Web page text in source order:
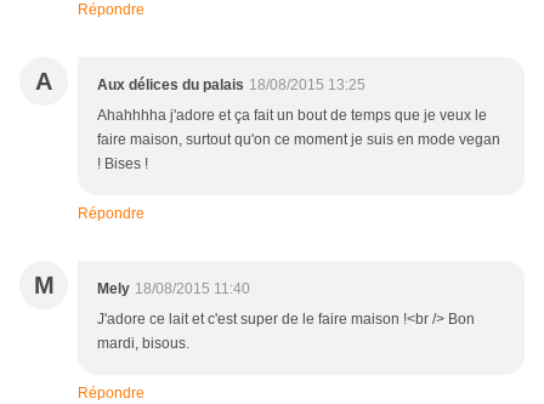
Répondre
A Aux délices du palais 18/08/2015 13:25
Ahahhhha j'adore et ça fait un bout de temps que je veux le
faire maison, surtout qu'on ce moment je suis en mode vegan
! Bises !
Répondre
M Mely 18/08/2015 11:40
J'adore ce lait et c'est super de le faire maison !<br /> Bon
mardi, bisous.
Répondre